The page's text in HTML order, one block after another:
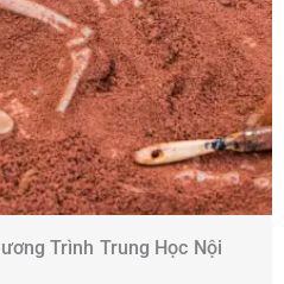
Trình Trung Học Nội